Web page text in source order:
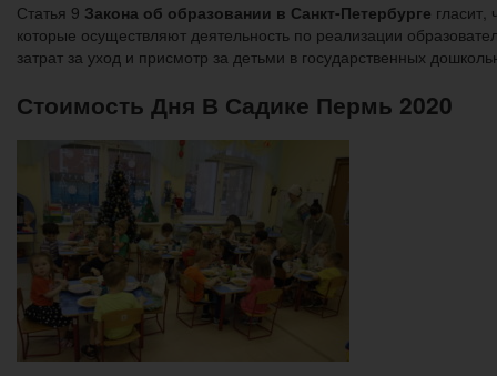
Статья 9 Закона об образовании в Санкт-Петербурге
которые осуществляют деятельность по реализации
затрат за уход и присмотр за детьми в государственных
Стоимость Дня В Садике Пермь 2020